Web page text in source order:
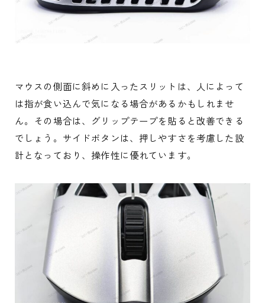
マウスの側面に斜めに入ったスリットは、人によって
は指が食い込んで気になる場合があるかもしれませ
ん。その場合は、グリップテープを貼ると改善できる
でしょう。サイドボタンは、押しやすさを考慮した設
計となっており、操作性に優れています。